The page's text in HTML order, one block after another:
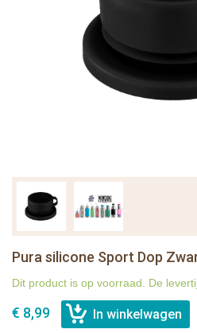
Pura silicone Sport Dop
Dit product is op voorraad. De
€ 8,99